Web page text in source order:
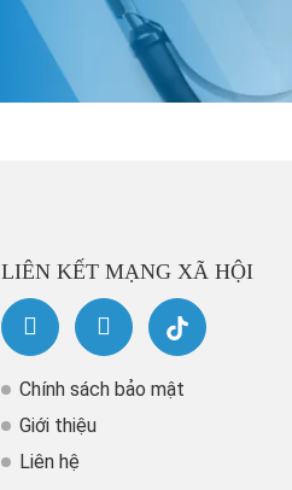
LIÊN KẾT MẠNG XÃ HỘI
Chính sách bảo mật
Giới thiệu
Liên hệ